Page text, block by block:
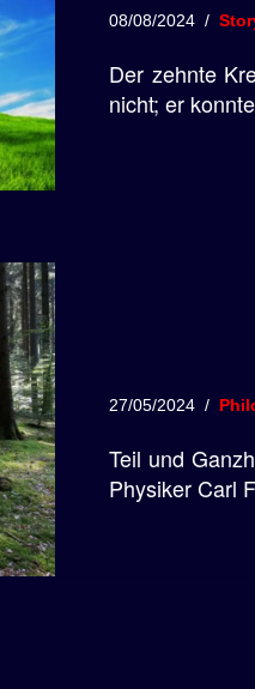
08/08/2024
Der zehnte
nicht; er
27/05/2024
Teil und
Physiker Carl